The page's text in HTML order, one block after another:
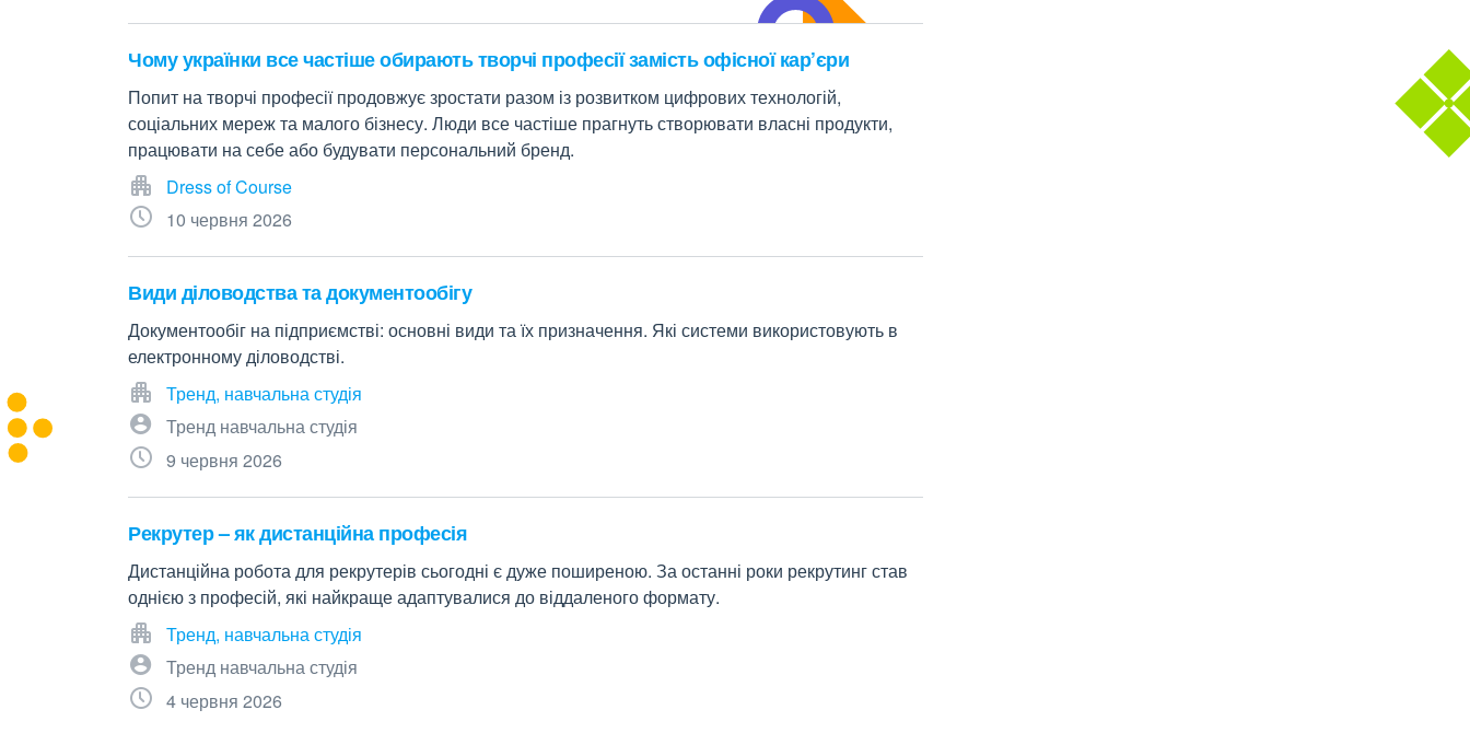
Чому українки все частіше обирають творчі професії замість офісної кар’єри
Попит на творчі професії продовжує зростати разом із розвитком цифрових технологій,
соціальних мереж та малого бізнесу. Люди все частіше прагнуть створювати власні продукти,
працювати на себе або будувати персональний бренд.
Dress of Course
10 червня 2026
Види діловодства та документообігу
Документообіг на підприємстві: основні види та їх призначення. Які системи використовують в
електронному діловодстві.
Тренд, навчальна студія
Тренд навчальна студія
9 червня 2026
Рекрутер – як дистанційна професія
Дистанційна робота для рекрутерів сьогодні є дуже поширеною. За останні роки рекрутинг став
однією з професій, які найкраще адаптувалися до віддаленого формату.
Тренд, навчальна студія
Тренд навчальна студія
4 червня 2026